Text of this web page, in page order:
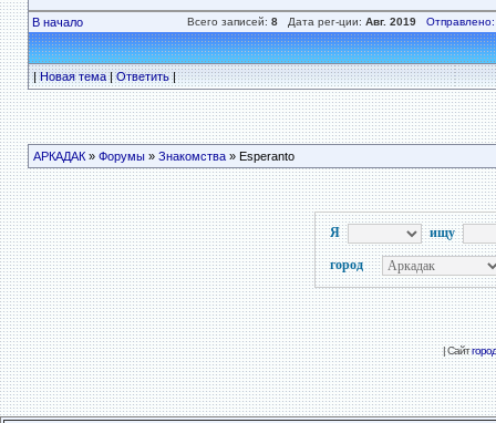
В начало Всего записей: 8Дата рег-ции: Авг. 2019 Отправлено:
|Новая тема|Ответить|
АРКАДАК» Форумы» Знакомства» Esperanto
Я ищу
город
| Сайт